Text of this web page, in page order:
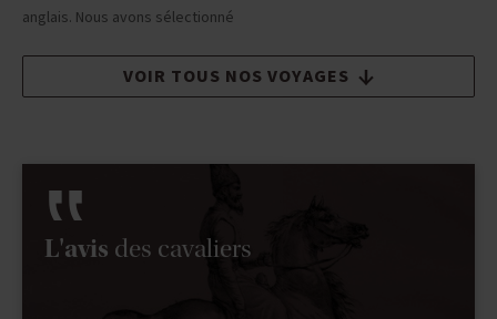
anglais. Nous avons sélectionné
VOIR TOUS NOS VOYAGES
L'avis des cavaliers